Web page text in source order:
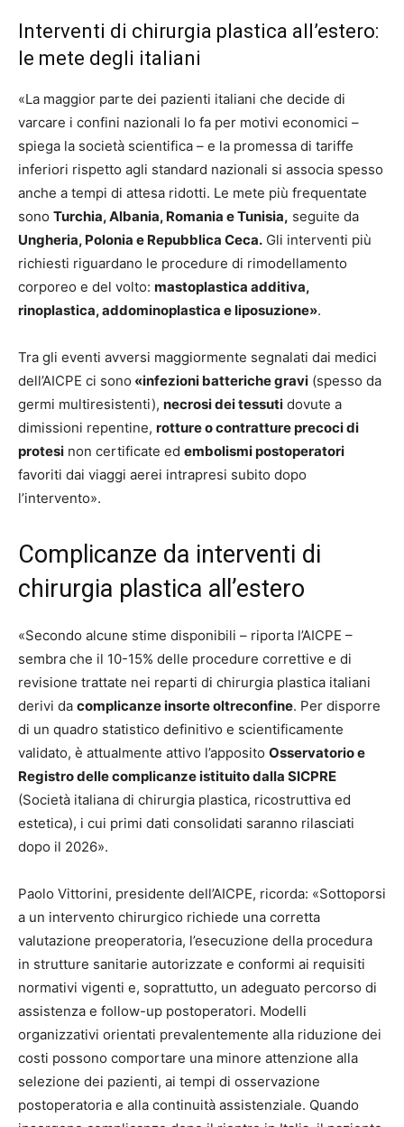
Interventi di chirurgia plastica all’estero:
le mete degli italiani
«La maggior parte dei pazienti italiani che decide di
varcare i confini nazionali lo fa per motivi economici –
spiega la società scientifica – e la promessa di tariffe
inferiori rispetto agli standard nazionali si associa spesso
anche a tempi di attesa ridotti. Le mete più frequentate
sono Turchia, Albania, Romania e Tunisia, seguite da
Ungheria, Polonia e Repubblica Ceca. Gli interventi più
richiesti riguardano le procedure di rimodellamento
corporeo e del volto: mastoplastica additiva,
rinoplastica, addominoplastica e liposuzione».
Tra gli eventi avversi maggiormente segnalati dai medici
dell’AICPE ci sono «infezioni batteriche gravi (spesso da
germi multiresistenti), necrosi dei tessuti dovute a
dimissioni repentine, rotture o contratture precoci di
protesi non certificate ed embolismi postoperatori
favoriti dai viaggi aerei intrapresi subito dopo
l’intervento».
Complicanze da interventi di
chirurgia plastica all’estero
«Secondo alcune stime disponibili – riporta l’AICPE –
sembra che il 10-15% delle procedure correttive e di
revisione trattate nei reparti di chirurgia plastica italiani
derivi da complicanze insorte oltreconfine. Per disporre
di un quadro statistico definitivo e scientificamente
validato, è attualmente attivo l’apposito Osservatorio e
Registro delle complicanze istituito dalla SICPRE
(Società italiana di chirurgia plastica, ricostruttiva ed
estetica), i cui primi dati consolidati saranno rilasciati
dopo il 2026».
Paolo Vittorini, presidente dell’AICPE, ricorda: «Sottoporsi
a un intervento chirurgico richiede una corretta
valutazione preoperatoria, l’esecuzione della procedura
in strutture sanitarie autorizzate e conformi ai requisiti
normativi vigenti e, soprattutto, un adeguato percorso di
assistenza e follow-up postoperatori. Modelli
organizzativi orientati prevalentemente alla riduzione dei
costi possono comportare una minore attenzione alla
selezione dei pazienti, ai tempi di osservazione
postoperatoria e alla continuità assistenziale. Quando